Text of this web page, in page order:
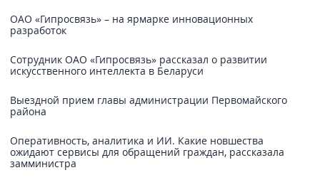
ОАО «Гипросвязь» – на ярмарке инновационных
разработок
Сотрудник ОАО «Гипросвязь» рассказал о развитии
искусственного интеллекта в Беларуси
Выездной прием главы администрации Первомайского
района
Оперативность, аналитика и ИИ. Какие новшества
ожидают сервисы для обращений граждан, рассказала
замминистра